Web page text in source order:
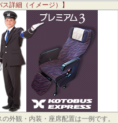
ス詳細（イメージ）】
の外観・内装・座席配置は一例です。